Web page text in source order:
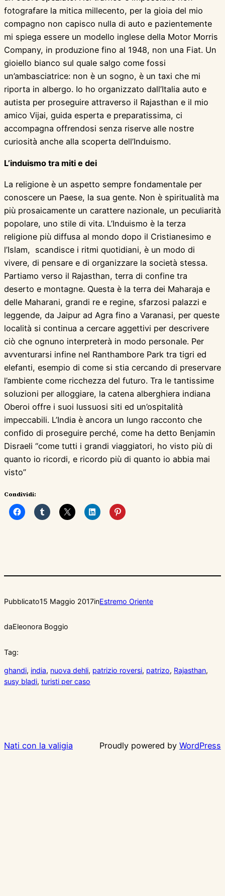
fotografare la mitica millecento, per la gioia del mio
compagno non capisco nulla di auto e pazientemente
mi spiega essere un modello inglese della Motor Morris
Company, in produzione fino al 1948, non una Fiat. Un
gioiello bianco sul quale salgo come fossi
un’ambasciatrice: non è un sogno, è un taxi che mi
riporta in albergo. Io ho organizzato dall’Italia auto e
autista per proseguire attraverso il Rajasthan e il mio
amico Vijai, guida esperta e preparatissima, ci
accompagna offrendosi senza riserve alle nostre
curiosità anche alla scoperta dell’Induismo.
L’induismo tra miti e dei
La religione è un aspetto sempre fondamentale per
conoscere un Paese, la sua gente. Non è spiritualità ma
più prosaicamente un carattere nazionale, un peculiarità
popolare, uno stile di vita. L’Induismo è la terza
religione più diffusa al mondo dopo il Cristianesimo e
l’Islam, scandisce i ritmi quotidiani, è un modo di
vivere, di pensare e di organizzare la società stessa.
Partiamo verso il Rajasthan, terra di confine tra
deserto e montagne. Questa è la terra dei Maharaja e
delle Maharani, grandi re e regine, sfarzosi palazzi e
leggende, da Jaipur ad Agra fino a Varanasi, per queste
località si continua a cercare aggettivi per descrivere
ciò che ognuno interpreterà in modo personale. Per
avventurarsi infine nel Ranthambore Park tra tigri ed
elefanti, esempio di come si stia cercando di preservare
l’ambiente come ricchezza del futuro. Tra le tantissime
soluzioni per alloggiare, la catena alberghiera indiana
Oberoi offre i suoi lussuosi siti ed un’ospitalità
impeccabili. L’India è ancora un lungo racconto che
confido di proseguire perché, come ha detto Benjamin
Disraeli “come tutti i grandi viaggiatori, ho visto più di
quanto io ricordi, e ricordo più di quanto io abbia mai
visto”
Condividi:
Pubblicato15 Maggio 2017inEstremo Oriente
daEleonora Boggio
Tag:
ghandi, india, nuova dehli, patrizio roversi, patrizo, Rajasthan
susy bladi, turisti per caso
Nati con la valigia Proudly powered by WordPress